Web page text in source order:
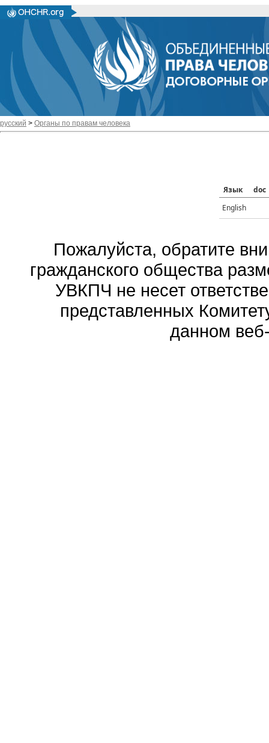
русский > Органы по правам человека
Язык
doc
English
Пожалуйста, обратите
гражданского общества
УВКПЧ не несет
представленных
данном